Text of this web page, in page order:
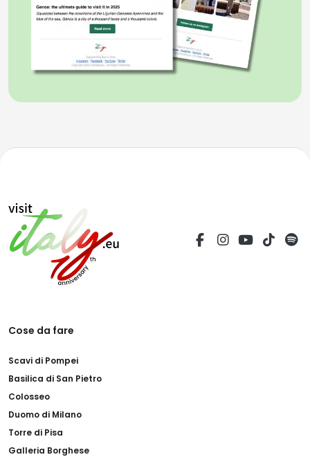
Cose da fare
Scavi di Pompei
Basilica di San Pietro
Colosseo
Duomo di Milano
Torre di Pisa
Galleria Borghese